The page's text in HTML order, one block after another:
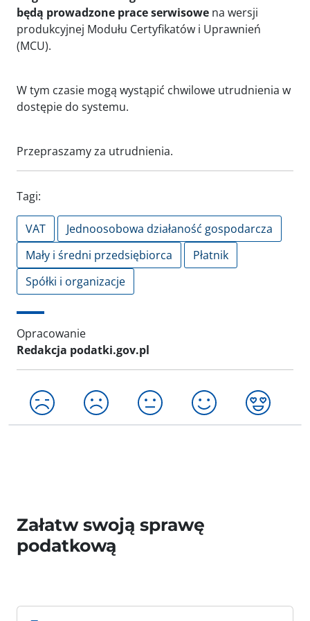
będą prowadzone prace serwisowe na wersji
produkcyjnej Modułu Certyfikatów i Uprawnień
(MCU).
W tym czasie mogą wystąpić chwilowe utrudnienia w
dostępie do systemu.
Przepraszamy za utrudnienia.
Tagi:
VAT
Jednoosobowa działaność gospodarcza
Mały i średni przedsiębiorca
Płatnik
Spółki i organizacje
Opracowanie
Redakcja podatki.gov.pl
Załatw swoją sprawę
podatkową